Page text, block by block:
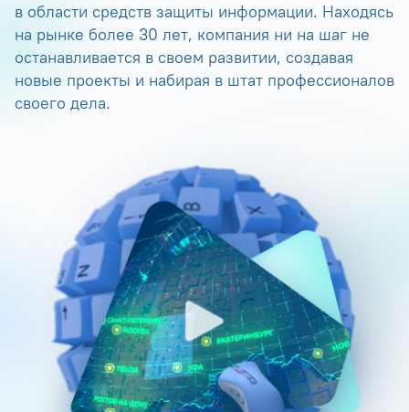
в области средств защиты информации. Находясь
на рынке более 30 лет, компания ни на шаг не
останавливается в своем развитии, создавая
новые проекты и набирая в штат профессионалов
своего дела.